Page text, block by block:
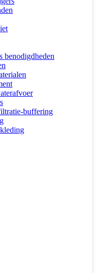
benodigdheden
buffering